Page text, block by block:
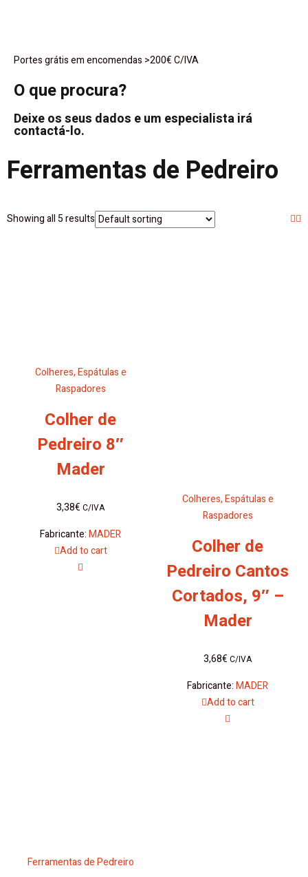
Portes grátis em encomendas >200€ C/IVA
O que procura?
Deixe os seus dados e um especialista irá
contactá-lo.
Ferramentas de Pedreiro
Showing all 5 results
Colheres, Espátulas e
Raspadores
Colher de
Pedreiro 8″
Mader
3,38€ C/IVA
Fabricante:MADER
Add to cart
Colheres, Espátulas e
Raspadores
Colher de
Pedreiro Cantos
Cortados, 9″ –
Mader
3,68€ C/IVA
Fabricante:MADER
Add to cart
Ferramentas de Pedreiro